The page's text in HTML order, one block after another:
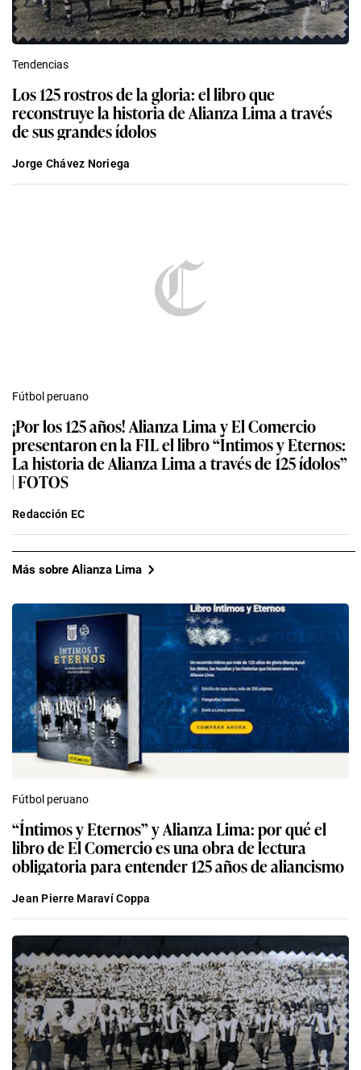
Tendencias
Los 125 rostros de la gloria: el libro que
reconstruye la historia de Alianza Lima a través
de sus grandes ídolos
Jorge Chávez Noriega
Fútbol peruano
¡Por los 125 años! Alianza Lima y El Comercio
presentaron en la FIL el libro “Íntimos y Eternos:
La historia de Alianza Lima a través de 125 ídolos”
| FOTOS
Redacción EC
Más sobre Alianza Lima
Fútbol peruano
“Íntimos y Eternos” y Alianza Lima: por qué el
libro de El Comercio es una obra de lectura
obligatoria para entender 125 años de aliancismo
Jean Pierre Maraví Coppa